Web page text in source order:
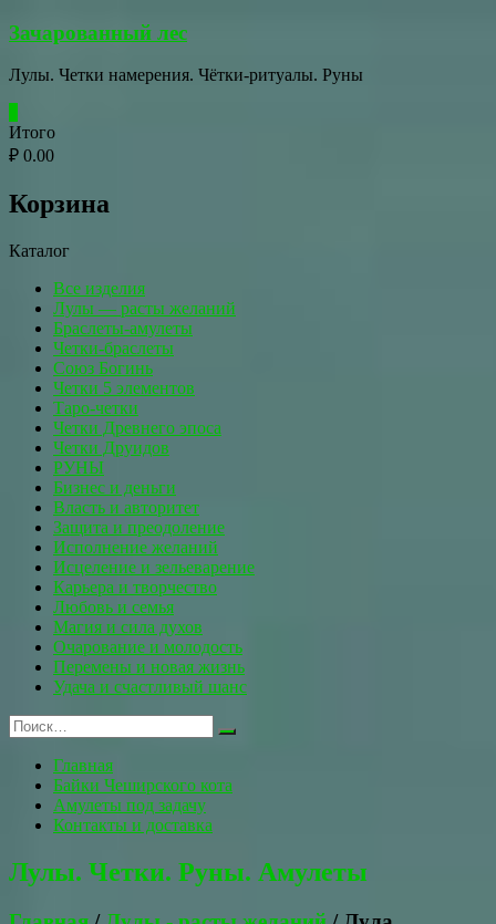
Перейти
содержимому
Зачарованный лес
Лулы. Четки намерения. Чётки-ритуалы. Руны
Итого
₽ 0.00
Корзина
Каталог
Все изделия
Лулы — расты желаний
Браслеты-амулеты
Четки-браслеты
Союз Богинь
Четки 5 элементов
Таро-четки
Четки Древнего эпоса
Четки Друидов
РУНЫ
Бизнес и деньги
Власть и авторитет
Защита и преодоление
Исполнение желаний
Исцеление и зельеварение
Карьера и творчество
Любовь и семья
Магия и сила духов
Очарование и молодость
Перемены и новая жизнь
Удача и счастливый шанс
Главная
Байки Чеширского кота
Амулеты под задачу
Контакты и доставка
Лулы. Четки. Руны. Амулеты